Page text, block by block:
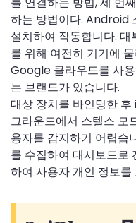
하는 방법이다. Android
설치하여 작동합니다.
를 위해 여전히 기기에
Google 클라우드를 사
는 브랜드가 있습니다.
대상 장치를 바인딩한
그라운드에서 스텔스 모
용자를 감지하기 어렵습
를 수집하여 대시보드로
하여 사용자 개인 정보